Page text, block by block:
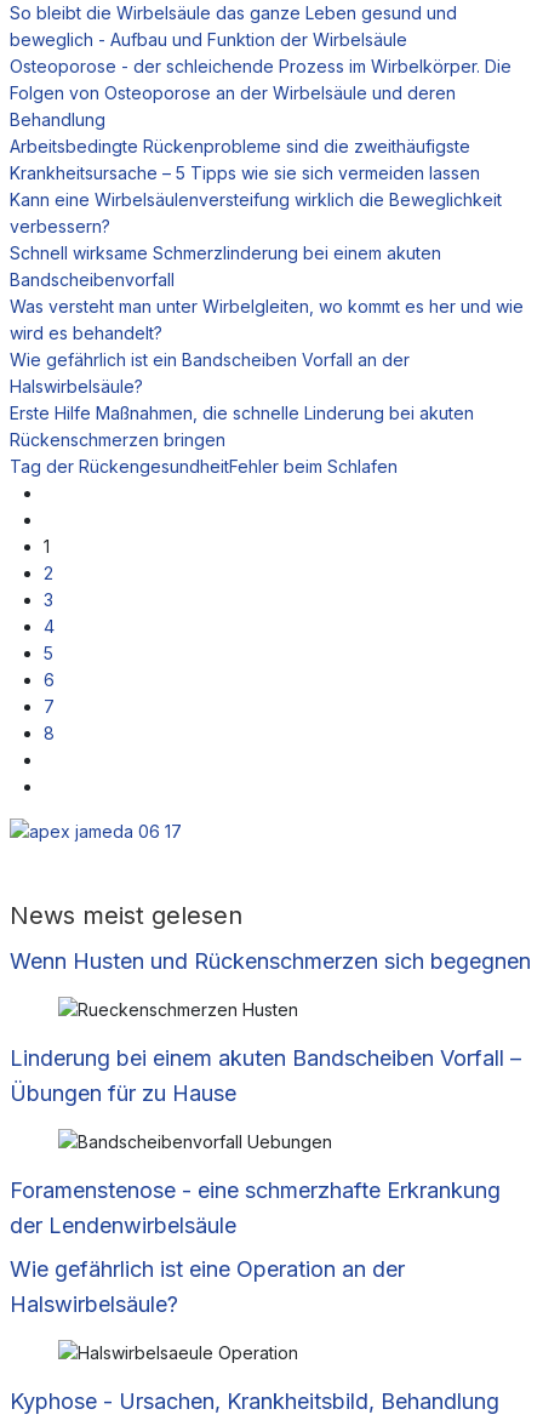
So bleibt die Wirbelsäule das ganze Leben gesund und
beweglich - Aufbau und Funktion der Wirbelsäule
Osteoporose - der schleichende Prozess im Wirbelkörper. Die
Folgen von Osteoporose an der Wirbelsäule und deren
Behandlung
Arbeitsbedingte Rückenprobleme sind die zweithäufigste
Krankheitsursache – 5 Tipps wie sie sich vermeiden lassen
Kann eine Wirbelsäulenversteifung wirklich die Beweglichkeit
verbessern?
Schnell wirksame Schmerzlinderung bei einem akuten
Bandscheibenvorfall
Was versteht man unter Wirbelgleiten, wo kommt es her und wie
wird es behandelt?
Wie gefährlich ist ein Bandscheiben Vorfall an der
Halswirbelsäule?
Erste Hilfe Maßnahmen, die schnelle Linderung bei akuten
Rückenschmerzen bringen
Tag der RückengesundheitFehler beim Schlafen
1
2
3
4
5
6
7
8
News meist gelesen
Wenn Husten und Rückenschmerzen sich begegnen
Linderung bei einem akuten Bandscheiben Vorfall –
Übungen für zu Hause
Foramenstenose - eine schmerzhafte Erkrankung
der Lendenwirbelsäule
Wie gefährlich ist eine Operation an der
Halswirbelsäule?
Kyphose - Ursachen, Krankheitsbild, Behandlung